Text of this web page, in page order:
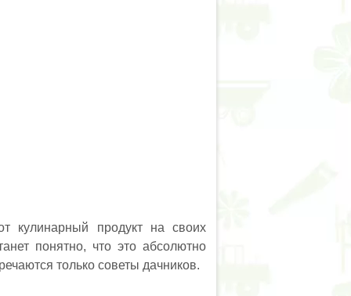
кулинарный продукт на своих
понятно, что это абсолютно
только советы дачников.